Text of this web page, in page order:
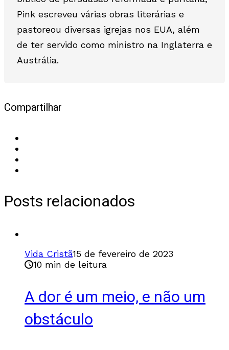
Pink escreveu várias obras literárias e
pastoreou diversas igrejas nos EUA, além
de ter servido como ministro na Inglaterra e
Austrália.
Compartilhar
Posts relacionados
Vida Cristã15 de fevereiro de 2023
10 min de leitura
A dor é um meio, e não um
obstáculo